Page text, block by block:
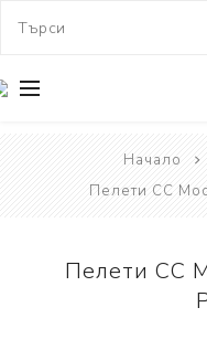
Начало
Пелети CC
Пелети CC